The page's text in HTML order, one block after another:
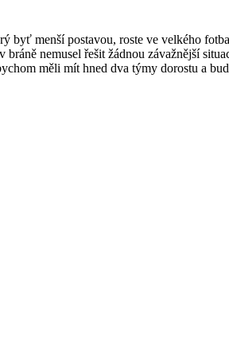
byť menší postavou, roste ve velkého
nemusel řešit žádnou závažnější
měli mít hned dva týmy dorostu a